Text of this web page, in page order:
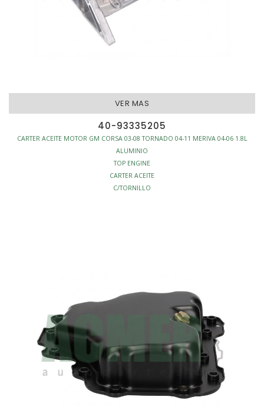
VER MAS
40-93335205
CARTER ACEITE MOTOR GM CORSA 03-08 TORNADO 04-11 MERIVA 04-06 1.8L
ALUMINIO
TOP ENGINE
CARTER ACEITE
C/TORNILLO